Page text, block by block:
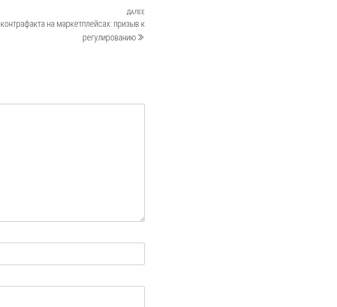
Следующая
запись
ДАЛЕЕ
на маркетплейсах: призыв к
регулированию